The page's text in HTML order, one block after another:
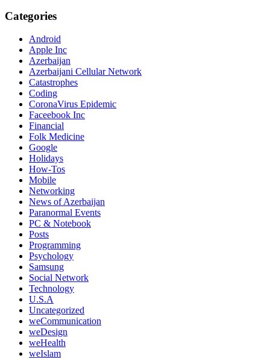
Categories
Android
Apple Inc
Azerbaijan
Azerbaijani Cellular Network
Catastrophes
Coding
CoronaVirus Epidemic
Faceebook Inc
Financial
Folk Medicine
Google
Holidays
How-Tos
Mobile
Networking
News of Azerbaijan
Paranormal Events
PC & Notebook
Posts
Programming
Psychology
Samsung
Social Network
Technology
U.S.A
Uncategorized
weCommunication
weDesign
weHealth
weIslam